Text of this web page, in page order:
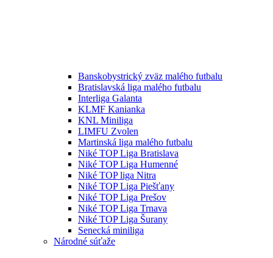
Banskobystrický zväz malého futbalu
Bratislavská liga malého futbalu
Interliga Galanta
KLMF Kanianka
KNL Miniliga
LIMFU Zvolen
Martinská liga malého futbalu
Niké TOP Liga Bratislava
Niké TOP Liga Humenné
Niké TOP liga Nitra
Niké TOP Liga Piešťany
Niké TOP Liga Prešov
Niké TOP Liga Trnava
Niké TOP Liga Šurany
Senecká miniliga
Národné súťaže